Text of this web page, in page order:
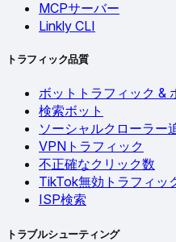
MCPサーバー
Linkly CLI
トラフィック品質
ボットトラフィック &
検索ボット
ソーシャルクローラー
VPNトラフィック
不正確なクリック数
TikTok無効トラフィッ
ISP検索
トラブルシューティング